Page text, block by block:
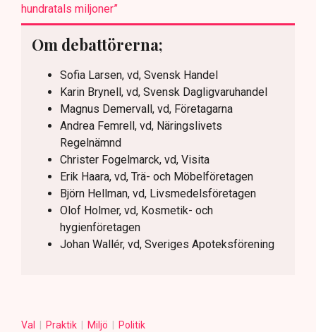
hundratals miljoner”
Om debattörerna;
Sofia Larsen, vd, Svensk Handel
Karin Brynell, vd, Svensk Dagligvaruhandel
Magnus Demervall, vd, Företagarna
Andrea Femrell, vd, Näringslivets
Regelnämnd
Christer Fogelmarck, vd, Visita
Erik Haara, vd, Trä- och Möbelföretagen
Björn Hellman, vd, Livsmedelsföretagen
Olof Holmer, vd, Kosmetik- och
hygienföretagen
Johan Wallér, vd, Sveriges Apoteksförening
Val Praktik Miljö Politik